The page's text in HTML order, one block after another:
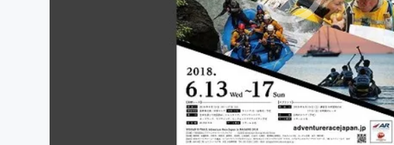
まちづくり・地域活性化